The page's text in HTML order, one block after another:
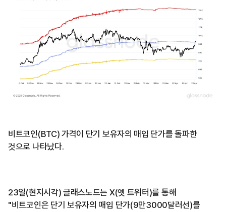
비트코인(BTC) 가격이 단기 보유자의 매입 단가를 돌파한
것으로 나타났다.
23일(현지시각) 글래스노드는 X(옛 트위터)를 통해
"비트코인은 단기 보유자의 매입 단가(9만3000달러선)를